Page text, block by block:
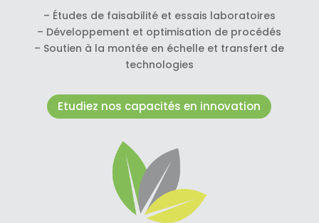
– Études de faisabilité et essais laboratoires
– Développement et optimisation de procédés
– Soutien à la montée en échelle et transfert de
technologies
Etudiez nos capacités en innovation